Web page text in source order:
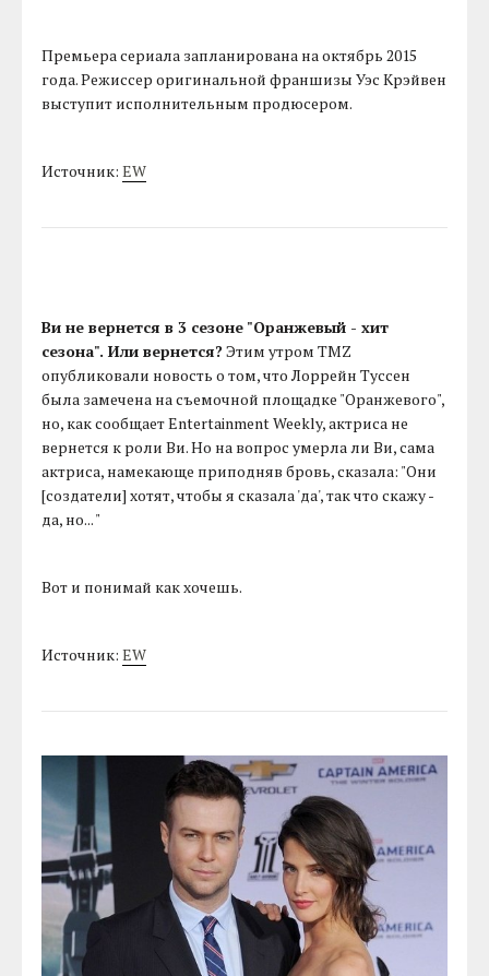
Премьера сериала запланирована на октябрь 2015
года. Режиссер оригинальной франшизы Уэс Крэйвен
выступит исполнительным продюсером.
Источник:EW
Ви не вернется в 3 сезоне "Оранжевый - хит
сезона". Или вернется?Этим утром TMZ
опубликовали новость о том, что Лоррейн Туссен
была замечена на съемочной площадке "Оранжевого",
но, как сообщает Entertainment Weekly, актриса не
вернется к роли Ви. Но на вопрос умерла ли Ви, сама
актриса, намекающе приподняв бровь, сказала: "Они
[создатели] хотят, чтобы я сказала 'да', так что скажу -
да, но... "
Вот и понимай как хочешь.
Источник:EW